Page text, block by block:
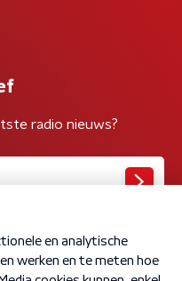
radio nieuws?